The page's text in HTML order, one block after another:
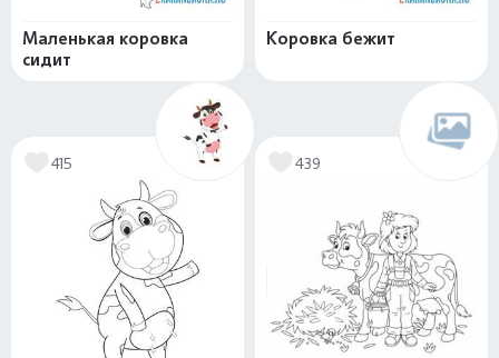
Маленькая коровка
сидит
Коровка бежит
415 439